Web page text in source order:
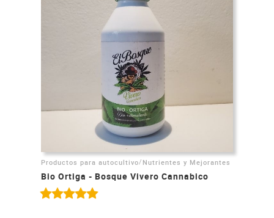
Productos para autocultivo/ Nutrientes y Mejorantes
Bio Ortiga - Bosque Vivero Cannabico